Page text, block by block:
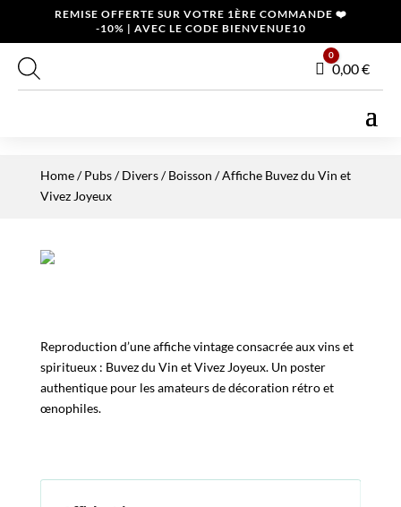
REMISE OFFERTE SUR VOTRE 1ÈRE COMMANDE ❤️
-10% | AVEC LE CODE BIENVENUE10
Panier
0
0,00€
Home/Pubs / Divers/Boisson / Affiche Buvez du Vin et
Vivez Joyeux
Reproduction d’une affiche vintage consacrée aux vins et
spiritueux : Buvez du Vin et Vivez Joyeux. Un poster
authentique pour les amateurs de décoration rétro et
œnophiles.